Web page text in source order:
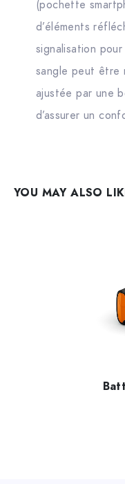
(pochette
d’éléments
signalisation
sangle peut être
ajustée par une
d’assurer un
YOU MAY ALSO